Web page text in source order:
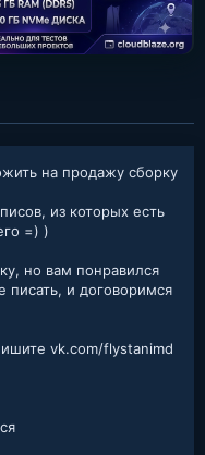
на продажу сборку
из которых есть
=) )
но вам понравился
и договоримся
vk.com/flystanimd